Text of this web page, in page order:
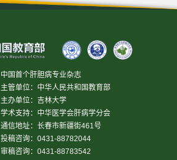
中国首个肝胆病专业杂志
主管单位：中华人民共和国教育部
主办单位：吉林大学
学术支持：中华医学会肝病学分会
通信地址：长春市新疆街461号
投稿咨询：0431-88782044
审稿咨询：0431-88783542